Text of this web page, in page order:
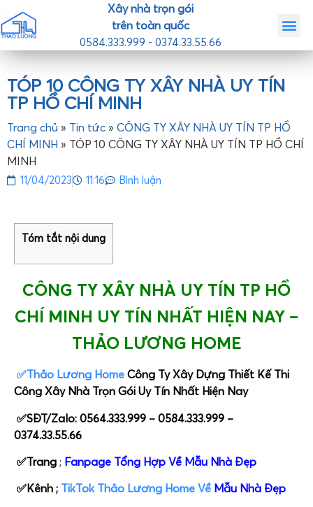
Xây nhà trọn gói
trên toàn quốc
0584.333.999 - 0374.33.55.66
TÓP 10 CÔNG TY XÂY NHÀ UY TÍN
TP HỒ CHÍ MINH
Trang chủ » Tin tức » CÔNG TY XÂY NHÀ UY TÍN TP HỒ
CHÍ MINH » TÓP 10 CÔNG TY XÂY NHÀ UY TÍN TP HỒ CHÍ
MINH
11/04/2023 11:16 Bình luận
Tóm tắt nội dung
CÔNG TY XÂY NHÀ UY TÍN TP HỒ
CHÍ MINH UY TÍN NHẤT HIỆN NAY –
THẢO LƯƠNG HOME
✅Thảo Lương Home Công Ty Xây Dựng Thiết Kế Thi
Công Xây Nhà Trọn Gói Uy Tín Nhất Hiện Nay
✅SĐT/Zalo: 0564.333.999 – 0584.333.999 –
0374.33.55.66
✅Trang ; Fanpage Tổng Hợp Về Mẫu Nhà Đẹp
✅Kênh ; TikTok Thảo Lương Home Về Mẫu Nhà Đẹp